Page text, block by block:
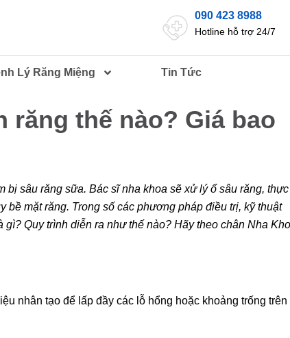
090 423 8988
Hotline hỗ trợ 24/7
Lý Răng Miệng Tin Tức
răng thế nào? Giá bao
bị sâu răng sữa. Bác sĩ nha khoa sẽ xử lý ổ sâu răng, thực
bề mặt răng. Trong số các phương pháp điều trị, kỹ thuật
Quy trình diễn ra như thế nào? Hãy theo chân Nha
nhân tạo để lấp đầy các lỗ hổng hoặc khoảng trống trên